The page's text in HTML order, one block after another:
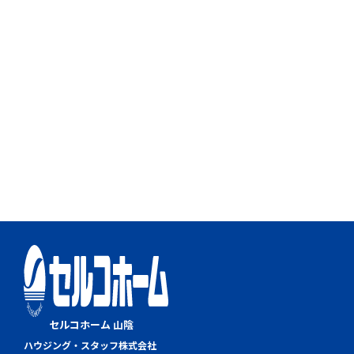
セルコホーム 山陰
ハウジング・スタッフ株式会社